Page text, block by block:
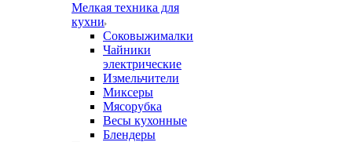
Мелкая техника для
кухни
Соковыжималки
Чайники
электрические
Измельчители
Миксеры
Мясорубка
Весы кухонные
Блендеры